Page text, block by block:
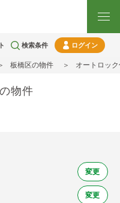
検索条件 ログイン
板橋区の物件 オートロッ
物件
変更
変更